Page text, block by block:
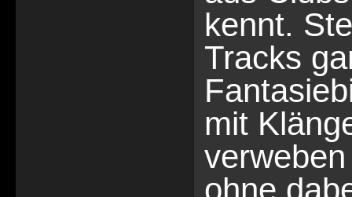
kennt.
Tracks
mit
ohne